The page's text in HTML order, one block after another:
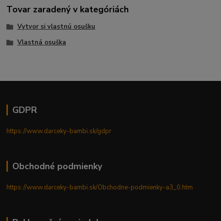
Tovar zaradený v kategóriách
Vytvor si vlastnú osušku
Vlastná osuška
GDPR
https://www.darceky-bambi.sk/gdpr
Obchodné podmienky
https://www.darceky-bambi.sk/Obchodne-podmienky-a3_0.htm